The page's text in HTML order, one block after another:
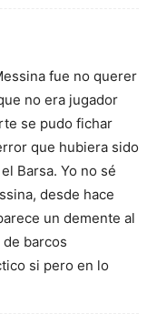
fue no querer
no era jugador
se pudo fichar
que hubiera sido
Barsa. Yo no sé
desde hace
un demente al
barcos
si pero en lo